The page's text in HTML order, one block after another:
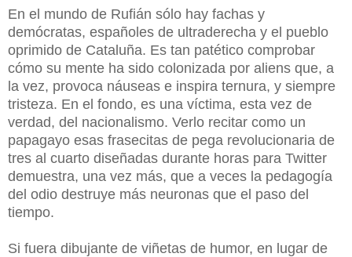
En el mundo de Rufián sólo hay fachas y
demócratas, españoles de ultraderecha y el pueblo
oprimido de Cataluña. Es tan patético comprobar
cómo su mente ha sido colonizada por aliens que, a
la vez, provoca náuseas e inspira ternura, y siempre
tristeza. En el fondo, es una víctima, esta vez de
verdad, del nacionalismo. Verlo recitar como un
papagayo esas frasecitas de pega revolucionaria de
tres al cuarto diseñadas durante horas para Twitter
demuestra, una vez más, que a veces la pedagogía
del odio destruye más neuronas que el paso del
tiempo.
Si fuera dibujante de viñetas de humor, en lugar de